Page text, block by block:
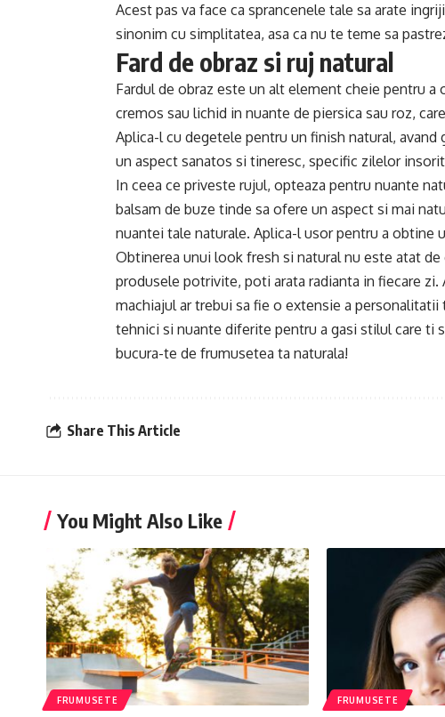
Acest pas va face ca sprancenele tale sa arate
sinonim cu simplitatea, asa ca nu te teme sa
Fard de obraz si ruj natural
Fardul de obraz este un alt element cheie pentru
cremos sau lichid in nuante de piersica sau roz,
Aplica-l cu degetele pentru un finish natural,
un aspect sanatos si tineresc, specific zilelor
In ceea ce priveste rujul, opteaza pentru nuante
balsam de buze tinde sa ofere un aspect si mai
nuantei tale naturale. Aplica-l usor pentru a obtine
Obtinerea unui look fresh si natural nu este atat
produsele potrivite, poti arata radianta in fiecare
machiajul ar trebui sa fie o extensie a personalitatii
tehnici si nuante diferite pentru a gasi stilul care ti
bucura-te de frumusetea ta naturala!
Share This Article
You Might Also Like
FRUMUSETE FRUMUSETE